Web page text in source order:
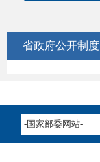
省政府公开制度